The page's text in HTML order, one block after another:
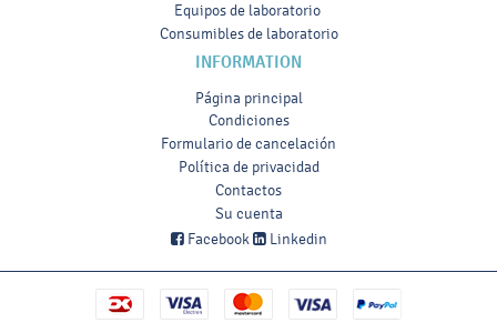
Equipos de laboratorio
Consumibles de laboratorio
INFORMATION
Página principal
Condiciones
Formulario de cancelación
Política de privacidad
Contactos
Su cuenta
Facebook
Linkedin